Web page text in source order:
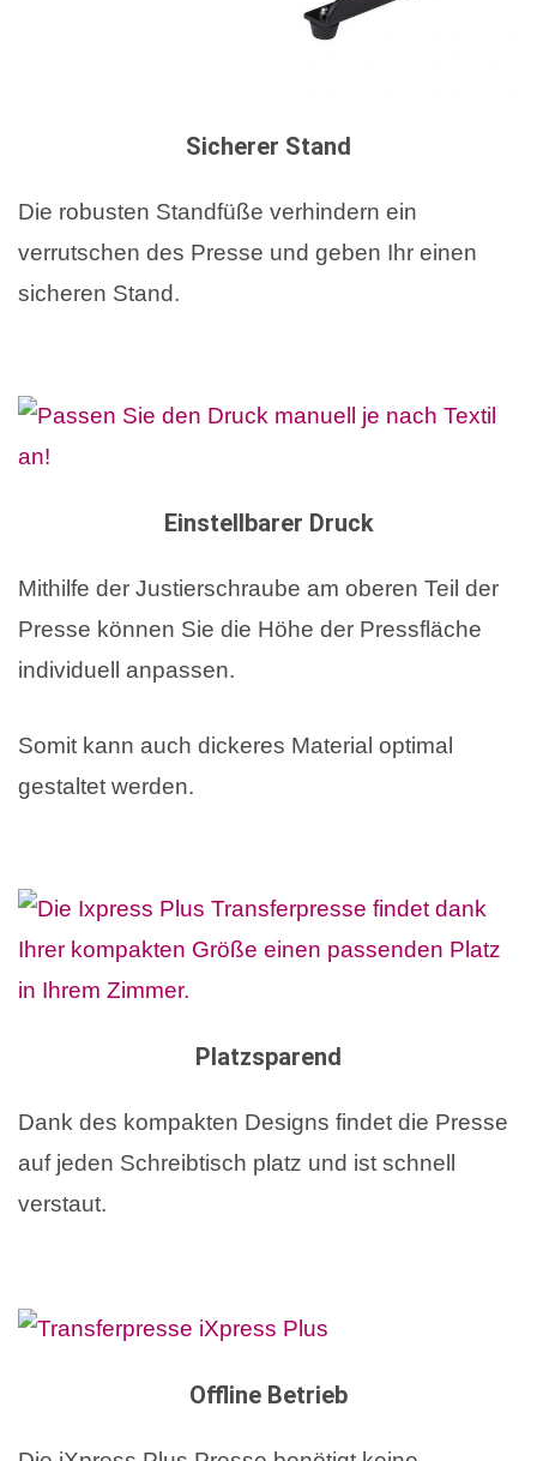
Sicherer Stand
Die robusten Standfüße verhindern ein
verrutschen des Presse und geben Ihr einen
sicheren Stand.
Einstellbarer Druck
Mithilfe der Justierschraube am oberen Teil der
Presse können Sie die Höhe der Pressfläche
individuell anpassen.
Somit kann auch dickeres Material optimal
gestaltet werden.
Platzsparend
Dank des kompakten Designs findet die Presse
auf jeden Schreibtisch platz und ist schnell
verstaut.
Offline Betrieb